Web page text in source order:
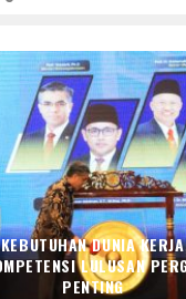
DUNIA
LULUSAN
PENTING